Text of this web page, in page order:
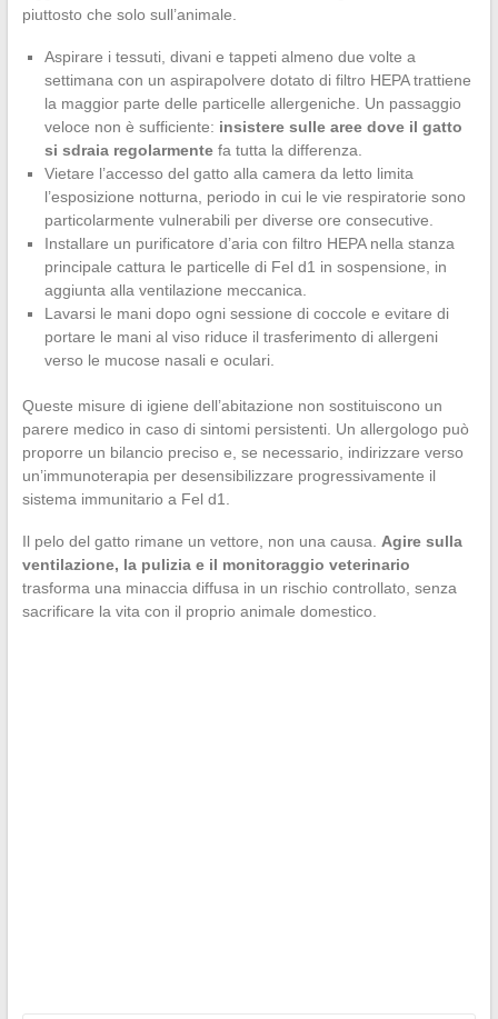
piuttosto che solo sull’animale.
Aspirare i tessuti, divani e tappeti almeno due volte a
settimana con un aspirapolvere dotato di filtro HEPA trattiene
la maggior parte delle particelle allergeniche. Un passaggio
veloce non è sufficiente: insistere sulle aree dove il gatto
si sdraia regolarmentefa tutta la differenza.
Vietare l’accesso del gatto alla camera da letto limita
l’esposizione notturna, periodo in cui le vie respiratorie sono
particolarmente vulnerabili per diverse ore consecutive.
Installare un purificatore d’aria con filtro HEPA nella stanza
principale cattura le particelle di Fel d1 in sospensione, in
aggiunta alla ventilazione meccanica.
Lavarsi le mani dopo ogni sessione di coccole e evitare di
portare le mani al viso riduce il trasferimento di allergeni
verso le mucose nasali e oculari.
Queste misure di igiene dell’abitazione non sostituiscono un
parere medico in caso di sintomi persistenti. Un allergologo può
proporre un bilancio preciso e, se necessario, indirizzare verso
un’immunoterapia per desensibilizzare progressivamente il
sistema immunitario a Fel d1.
Il pelo del gatto rimane un vettore, non una causa. Agire sulla
ventilazione, la pulizia e il monitoraggio veterinario
trasforma una minaccia diffusa in un rischio controllato, senza
sacrificare la vita con il proprio animale domestico.